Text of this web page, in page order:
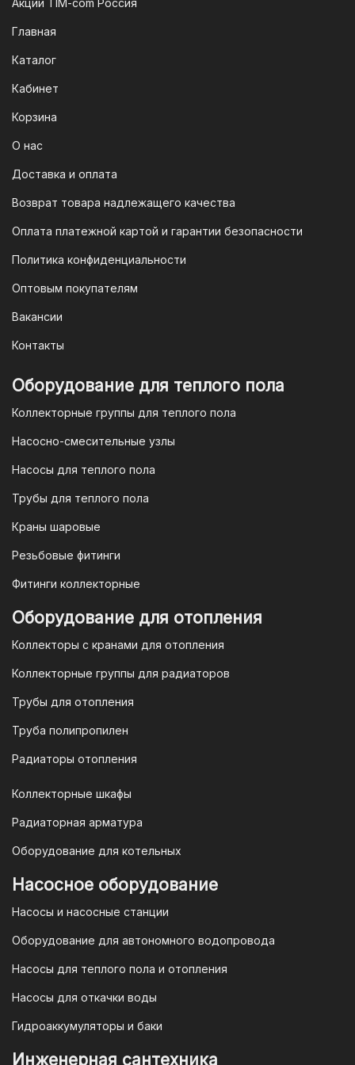
Мы следим за современными
систему быстрых платежей (СПБ).
предоставлен QR-код. Просто
доступен для большинства российских
3. Оплата по QR-коду
— это QR-код. После оформления
заказа мы предоставим вам
уникальный QR-код, который можно
приложении вашего банка. Это быстро,
удобно и безопасно.
юридических лиц
Для наших корпоративных клиентов
мы предлагаем безналичную оплату по
выставим вам счет, который можно
оплатить в течение 3 рабочих дней.
организаций и ИП необходимо
связаться с оптовым отделом
электронную почту
opt@mail.ru
Гарантия и условия гарантии
магазине "TIM-com Россия" Вы можете
быть уверены в том, что мы действуем
в рамках действующего
Законодательства Российской
Федерации и Ваши права, как
отопительной техники (котлы, газовые
Акции TIM-com Россия
Главная
Каталог
Кабинет
Корзина
О нас
Доставка и оплата
Возврат товара надлежащего качества
Оплата платежной картой и гарантии безопасности
Политика конфиденциальности
Оптовым покупателям
Вакансии
Контакты
Оборудование для теплого пола
Коллекторные группы для теплого пола
Насосно-смесительные узлы
Насосы для теплого пола
Трубы для теплого пола
Краны шаровые
Резьбовые фитинги
Фитинги коллекторные
Оборудование для отопления
Коллекторы с кранами для отопления
Коллекторные группы для радиаторов
Трубы для отопления
Труба полипропилен
Радиаторы отопления
Коллекторные шкафы
Радиаторная арматура
Оборудование для котельных
Насосное оборудование
Насосы и насосные станции
Оборудование для автономного водопровода
Насосы для теплого пола и отопления
Насосы для откачки воды
Гидроаккумуляторы и баки
Инженерная сантехника